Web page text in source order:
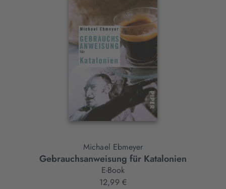
Michael Ebmeyer
Gebrauchsanweisung für Katalonien
E-Book
12,99 €